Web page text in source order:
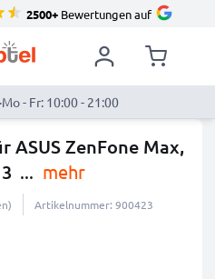
2500+Bewertungen auf
Mo - Fr: 10:00 - 21:00
ASUS ZenFone Max,
... mehr
Artikelnummer: 900423